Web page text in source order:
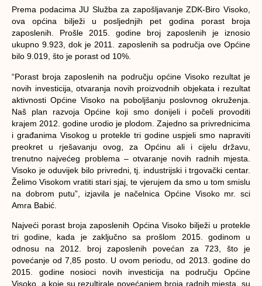
Prema podacima JU Služba za zapošljavanje ZDK-Biro Visoko,
ova općina bilježi u posljednjih pet godina porast broja
zaposlenih. Prošle 2015. godine broj zaposlenih je iznosio
ukupno 9.923, dok je 2011. zaposlenih sa područja ove Općine
bilo 9.019, što je porast od 10%.
“Porast broja zaposlenih na području općine Visoko rezultat je
novih investicija, otvaranja novih proizvodnih objekata i rezultat
aktivnosti Općine Visoko na poboljšanju poslovnog okruženja.
Naš plan razvoja Općine koji smo donijeli i počeli provoditi
krajem 2012. godine urodio je plodom. Zajedno sa privrednicima
i građanima Visokog u protekle tri godine uspjeli smo napraviti
preokret u rješavanju ovog, za Općinu ali i cijelu državu,
trenutno najvećeg problema – otvaranje novih radnih mjesta.
Visoko je oduvijek bilo privredni, tj. industrijski i trgovački centar.
Želimo Visokom vratiti stari sjaj, te vjerujem da smo u tom smislu
na dobrom putu”, izjavila je načelnica Općine Visoko mr. sci
Amra Babić.
Najveći porast broja zaposlenih Općina Visoko bilježi u protekle
tri godine, kada je zaključno sa prošlom 2015. godinom u
odnosu na 2012. broj zaposlenih povećan za 723, što je
povećanje od 7,85 posto. U ovom periodu, od 2013. godine do
2015. godine nosioci novih investicija na području Općine
Visoko, a koje su rezultirale povećanjem broja radnih mjesta, su